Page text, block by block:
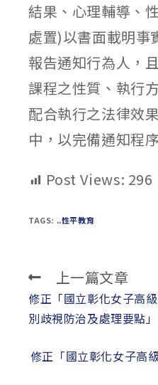
結果、心理輔導、
處置)以書面載明事
報告通知行為人，
課程之性質、執行
配合執行之法律效
中，以完備通知程
Post Views: 296
TAGS: ..性平教育
Read
more
articles
上一篇文章
修正「國立彰化女子高
別歧視防治及處理要點
修正「國立彰化女子高